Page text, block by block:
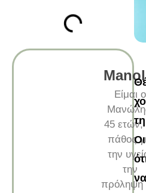
Είμαι ο
45 ετών,
πάθος
την
την
πρόληψη